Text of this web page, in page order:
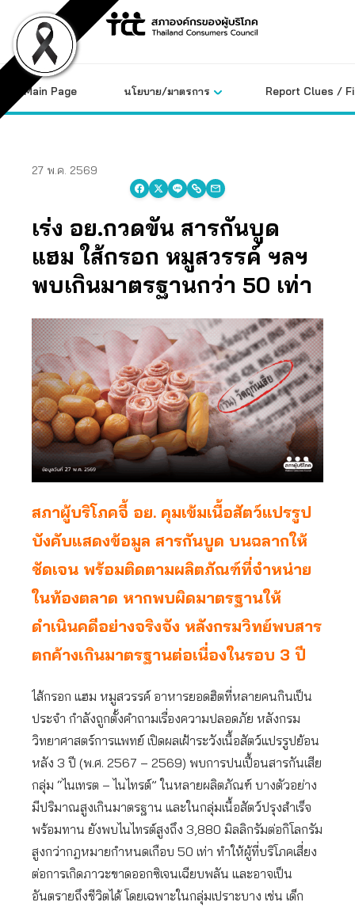
content
Main Page นโยบาย/มาตรการ Report Clues /
27 พ.ค. 2569
เร่ง อย.กวดขัน สารกันบูด
แฮม ใส้กรอก หมูสวรรค์ ฯลฯ
พบเกินมาตรฐานกว่า 50 เท่า
สภาผู้บริโภคจี้ อย. คุมเข้มเนื้อสัตว์แปรรูป
บังคับแสดงข้อมูล สารกันบูด บนฉลากให้
ชัดเจน พร้อมติดตามผลิตภัณฑ์ที่จำหน่าย
ในท้องตลาด หากพบผิดมาตรฐานให้
ดำเนินคดีอย่างจริงจัง หลังกรมวิทย์พบสาร
ตกค้างเกินมาตรฐานต่อเนื่องในรอบ 3 ปี
ไส้กรอก แฮม หมูสวรรค์ อาหารยอดฮิตที่หลายคนกินเป็น
ประจำ กำลังถูกตั้งคำถามเรื่องความปลอดภัย หลังกรม
วิทยาศาสตร์การแพทย์ เปิดผลเฝ้าระวังเนื้อสัตว์แปรรูปย้อน
หลัง 3 ปี (พ.ศ. 2567 – 2569) พบการปนเปื้อนสารกันเสีย
กลุ่ม “ไนเทรต – ไนไทรต์” ในหลายผลิตภัณฑ์ บางตัวอย่าง
มีปริมาณสูงเกินมาตรฐาน และในกลุ่มเนื้อสัตว์ปรุงสำเร็จ
พร้อมทาน ยังพบไนไทรต์สูงถึง 3,880 มิลลิกรัมต่อกิโลกรัม
สูงกว่ากฎหมายกำหนดเกือบ 50 เท่า ทำให้ผู้ที่บริโภคเสี่ยง
ต่อการเกิดภาวะขาดออกซิเจนเฉียบพลัน และอาจเป็น
อันตรายถึงชีวิตได้ โดยเฉพาะในกลุ่มเปราะบาง เช่น เด็ก